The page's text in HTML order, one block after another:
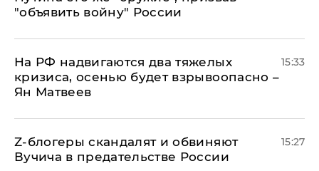
"объявить войну" России
На РФ надвигаются два тяжелых
кризиса, осенью будет взрывоопасно –
Ян Матвеев
15:33
Z-блогеры скандалят и обвиняют
Вучича в предательстве России
15:27